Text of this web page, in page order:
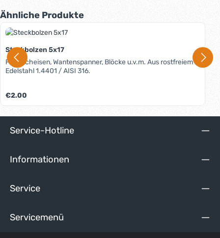
Produktgalerie überspringen
Ähnliche Produkte
Steckbolzen 5x17
Für Locheisen, Wantenspanner, Blöcke u.v.m. Aus rostfreiem
Edelstahl 1.4401 / AISI 316.
Regulärer Preis:
€2.00
Service-Hotline
Informationen
Service
Servicemenü